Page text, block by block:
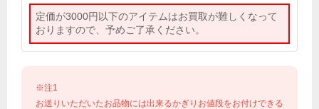
定価が3000円以下のアイテムはお買取が難しくなって
おりますので、予めご了承ください。
※注1
お送りいただいたお品物には出来るかぎりお値段をお付けできる